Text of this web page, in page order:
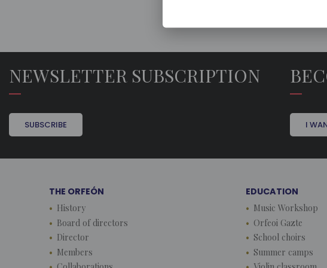
NEWSLETTER SUBSCRIPTION
SUBSCRIBE I
THE ORFEÓN
History
Board of directors
Director
Members
EDUCATION
Music Workshop
Orfeoi Gazte
School choirs
Summer camps